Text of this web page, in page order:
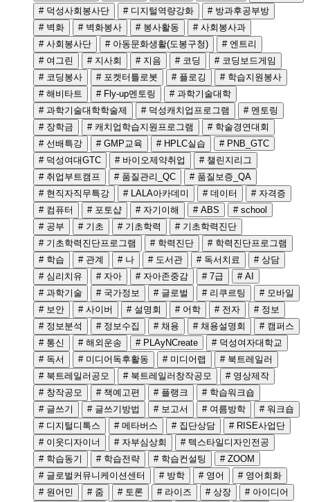
# 덕성사회봉사단
# 디지털역량강화
# 방과후공부방
# 벽화
# 벽화봉사 # 봉사활동
# 사회봉사과
# 사회봉사단
# 아동문화생활(도봉구청)
# 엔트리
# 여그린
# 지사회 # 지음 # 코딩
# 코딩보드게임
# 코딩봉사
# 포켓터틀로봇 # 플로깅
# 학습지원봉사
# 해비타트
# Fly-up멘토링
# 과학기술대학
# 과학기술대학학술제
# 덕성캐치업프로그램
# 멘토링
# 장학금
# 캐치업학습지원프로그램
# 학술경연대회
# 선배특강
# GMP교육 # HPLC실습
# PNB_GTC
# 덕성여대GTC
# 바이오제약취업
# 챌린지리그
# 취업부트캠프
# 품질관리_QC
# 품질보증_QA
# 현직자직무특강
# LALA아카데미 # 데이터
# 자격증
# 컴퓨터
# 포토샵 # 자기이해 # ABS
# school
# 공부
# 기초 # 기초학력
# 기초학력진단
# 기초학력진단프로그램
# 학력진단
# 학력진단프로그램
# 학습
# 관계 # 나 # 도서관 # 독서치료
# 상담
# 심리치유
# 자아 # 자아존중감 # 7급
# AI
# 과학기술
# 국가정보 # 글로벌 # 리쿠르팅
# 모바일
# 보안
# 사이버 # 설명회 # 어학 # 전자
# 정보
# 정보분석
# 정보수집 # 채용 # 채용설명회
# 캠퍼스
# 통신
# 해외운송 # PLAyNCreate
# 덕성여자대학교
# 독서
# 미디어독후활동 # 미디어랩
# 북트레일러
# 북트레일러공모
# 북트레일러창작공모
# 영상제작
# 창작공모
# 책예고편 # 플랭크
# 학습워크숍
# 글쓰기
# 글쓰기방법 # 보고서 # 여름방학
# 워크숍
# 디지털디톡스
# 메타버스 # 집단상담
# RISE사업단
# 이웃디자이너
# 자부심상회
# 텍스타일디자인전공
# 학습동기
# 학습전략 # 학습컨설팅
# ZOOM
# 글로벌커뮤니케이션센터
# 방학 # 영어
# 영어회화
# 원어민
# 줌 # 토론 # 라이즈 # 상장
# 아이디어